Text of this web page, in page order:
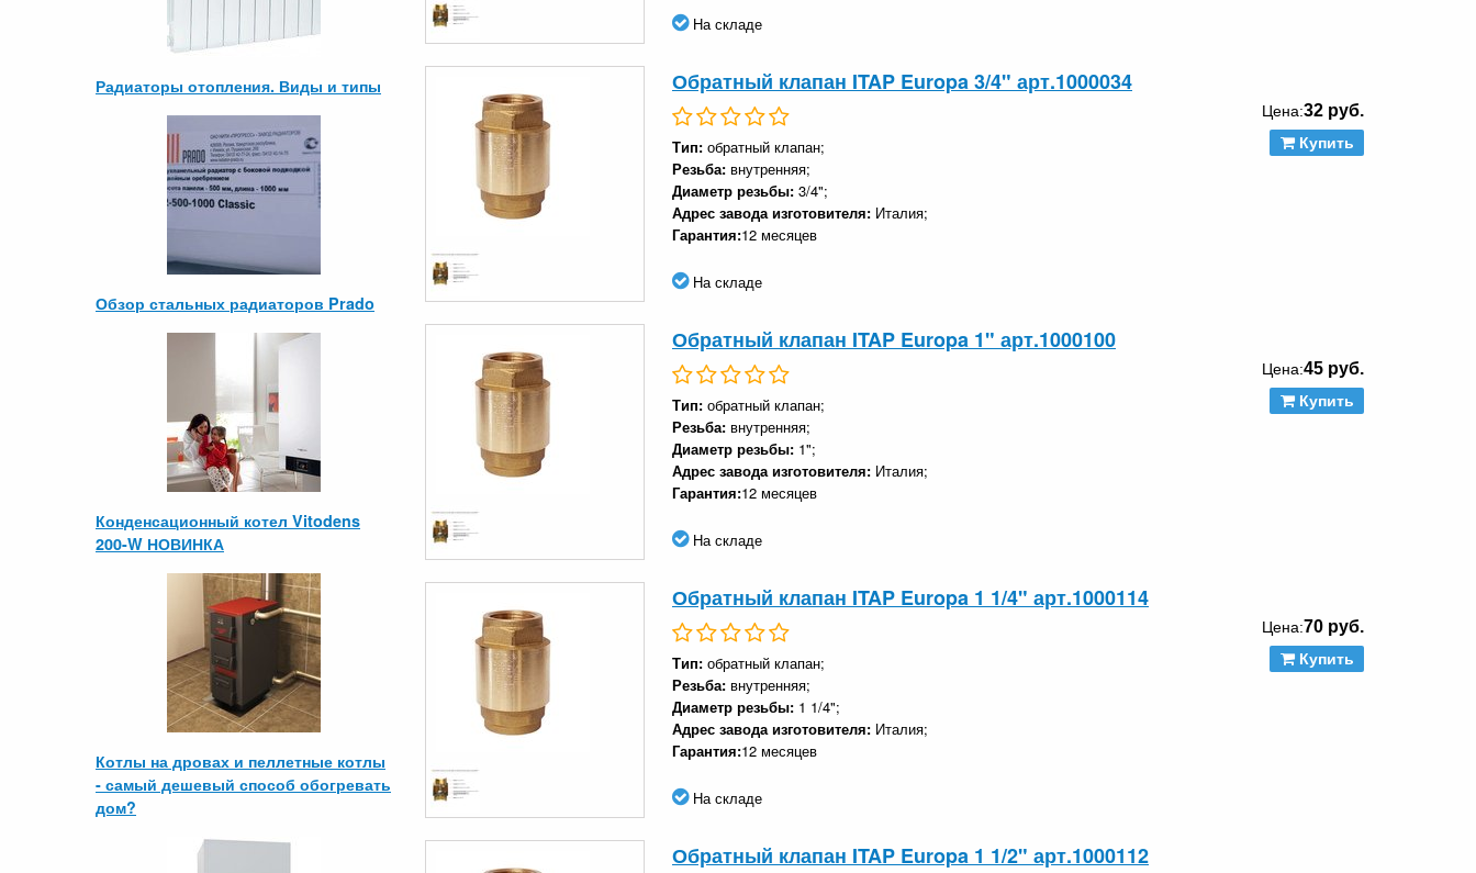
Радиаторы отопления. Виды и типы
Обзор стальных радиаторов Prado
Конденсационный котел Vitodens
200-W НОВИНКА
Котлы на дровах и пеллетные котлы
- самый дешевый способ обогревать
дом?
На складе
Обратный клапан ITAP Europa 3/4" арт.1000034
Тип: обратный клапан;
Резьба: внутренняя;
Диаметр резьбы: 3/4";
Адрес завода изготовителя: Италия;
Гарантия:12 месяцев
На складе
Цена:32 руб.
Купить
Обратный клапан ITAP Europa 1" арт.1000100
Тип: обратный клапан;
Резьба: внутренняя;
Диаметр резьбы: 1";
Адрес завода изготовителя: Италия;
Гарантия:12 месяцев
На складе
Цена:45 руб.
Купить
Обратный клапан ITAP Europa 1 1/4" арт.1000114
Тип: обратный клапан;
Резьба: внутренняя;
Диаметр резьбы: 1 1/4";
Адрес завода изготовителя: Италия;
Гарантия:12 месяцев
На складе
Цена:70 руб.
Купить
Обратный клапан ITAP Europa 1 1/2" арт.1000112